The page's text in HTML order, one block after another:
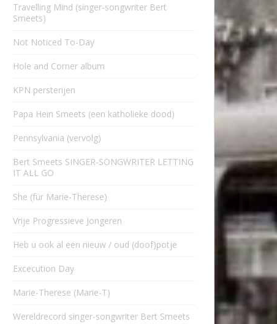
Travelling Mind (singer-songwriter Bert
Smeets)
Not Noticed To-Day
Hole and Corner album
KPN persterijen
Papa Hein Smeets (een katholieke dood)
Pennsylvania (vervolg)
Bert Smeets SINGER-SONGWRITER LETTING
IT ALL GO
She (für Marie-Therese)
Vrije Progressieve Jongeren
Heb u ook al een nieuw / oud (doof)potje
Excecution Day
Marie-Therese (Marie-T)
Wereldrecord singer-songwriter Bert Smeets